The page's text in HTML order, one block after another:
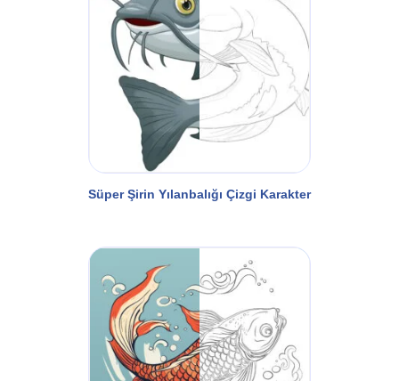
Süper Şirin Yılanbalığı Çizgi Karakter